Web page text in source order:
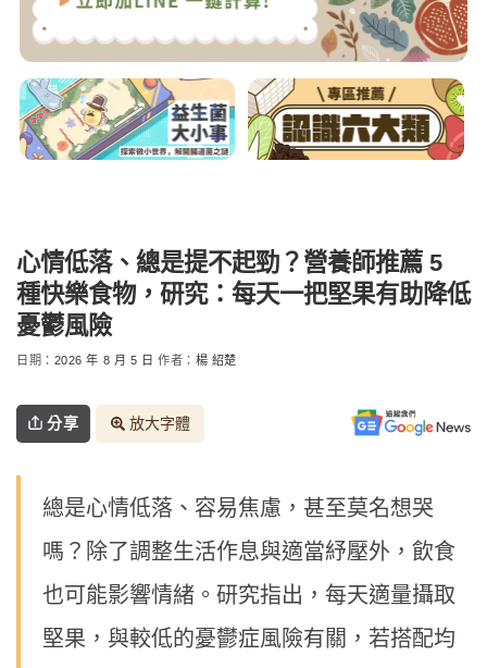
心情低落、總是提不起勁？營養師推薦 5
種快樂食物，研究：每天一把堅果有助降低
憂鬱風險
日期： 2026 年 8 月 5 日 作者： 楊 紹楚
分享 放大字體
總是心情低落、容易焦慮，甚至莫名想哭
嗎？除了調整生活作息與適當紓壓外，飲食
也可能影響情緒。研究指出，每天適量攝取
堅果，與較低的憂鬱症風險有關，若搭配均